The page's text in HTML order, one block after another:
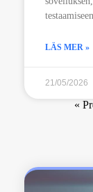
LÄS MER »
21/05/2026
«